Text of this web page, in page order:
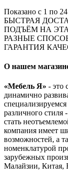
Показано с 1 по
БЫСТРАЯ
ПОДЪЁМ НА
РАЗНЫЕ
ГАРАНТИЯ
О нашем
«Мебель Я» - это
динамично
различного стиля
стать
компания имеет
возможностей, а
номенклатурой
зарубежных
Малайзии, Китая,